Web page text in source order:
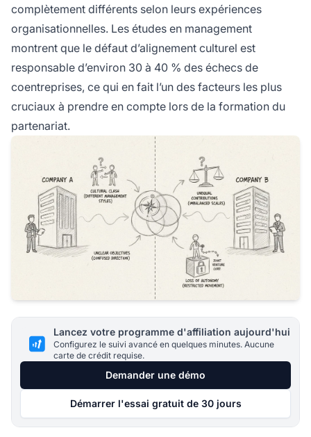
complètement différents selon leurs expériences
organisationnelles. Les études en management
montrent que le défaut d’alignement culturel est
responsable d’environ 30 à 40 % des échecs de
coentreprises, ce qui en fait l’un des facteurs les plus
cruciaux à prendre en compte lors de la formation du
partenariat.
Lancez votre programme d'affiliation aujourd'hui
Configurez le suivi avancé en quelques minutes. Aucune
carte de crédit requise.
Demander une démo
Démarrer l'essai gratuit de 30 jours